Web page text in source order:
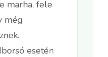
marha, fele
még
esetén